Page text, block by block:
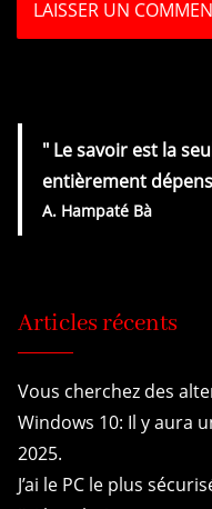
" Le savoir est la
entièrement
A. Hampaté Bà
Articles récents
Vous cherchez des
Windows 10: Il y aura
2025.
J’ai le PC le plus